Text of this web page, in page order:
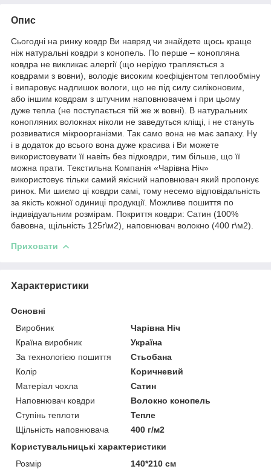
Опис
Сьогодні на ринку ковдр Ви навряд чи знайдете щось краще
ніж натуральні ковдри з конопель. По перше – конопляна
ковдра не викликає алергії (що нерідко трапляється з
ковдрами з вовни), володіє високим коефіцієнтом теплообміну
і випаровує надлишок вологи, що не під силу силіконовим,
або іншим ковдрам з штучним наповнювачем і при цьому
дуже тепла (не поступається тій же ж вовні). В натуральних
конопляних волокнах ніколи не заведуться кліщі, і не стануть
розвиватися мікроорганізми. Так само вона не має запаху. Ну
і в додаток до всього вона дуже красива і Ви можете
використовувати її навіть без підковдри, тим більше, що її
можна прати. Текстильна Компанія «Чарівна Ніч»
використовує тільки самий якісний наповнювач який пропонує
ринок. Ми шиємо ці ковдри самі, тому несемо відповідальність
за якість кожної одиниці продукції. Можливе пошиття по
індивідуальним розмірам. Покриття ковдри: Сатин (100%
бавовна, щільність 125г\м2), наповнювач волокно (400 г\м2).
Приховати
Характеристики
Основні
Виробник
Чарівна Ніч
Країна виробник
Україна
За технологією пошиття
Стьобана
Колір
Коричневий
Матеріал чохла
Сатин
Наповнювач ковдри
Волокно конопель
Ступінь теплоти
Тепле
Щільність наповнювача
400 г/м2
Користувальницькі характеристики
Розмір
140*210 см